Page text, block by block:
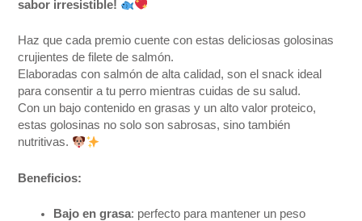
sabor irresistible!
Haz que cada premio cuente con estas deliciosas golosinas
crujientes de filete de salmón.
Elaboradas con salmón de alta calidad, son el snack ideal
para consentir a tu perro mientras cuidas de su salud.
Con un bajo contenido en grasas y un alto valor proteico,
estas golosinas no solo son sabrosas, sino también
nutritivas.
Beneficios:
Bajo en grasa: perfecto para mantener un peso